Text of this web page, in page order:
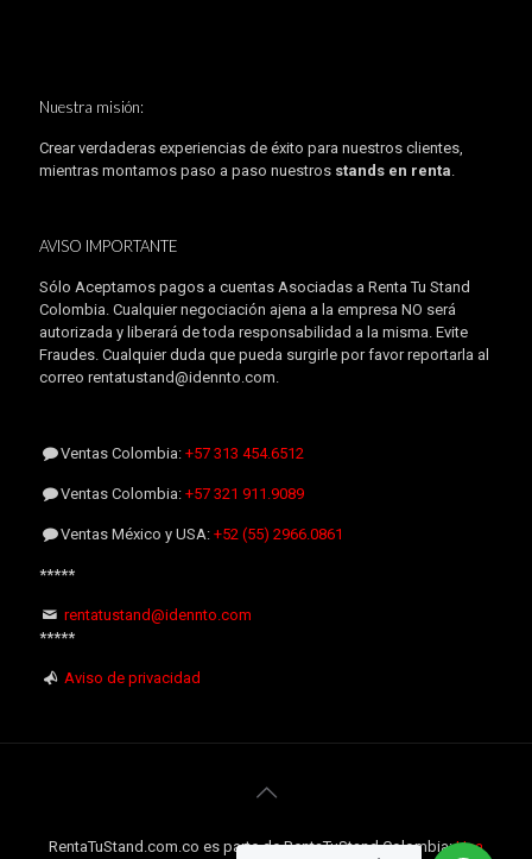
Nuestra misión:
Crear verdaderas experiencias de éxito para nuestros clientes,
mientras montamos paso a paso nuestros stands en renta.
AVISO IMPORTANTE
Sólo Aceptamos pagos a cuentas Asociadas a Renta Tu Stand
Colombia. Cualquier negociación ajena a la empresa NO será
autorizada y liberará de toda responsabilidad a la misma. Evite
Fraudes. Cualquier duda que pueda surgirle por favor reportarla al
correo rentatustand@idennto.com.
Ventas Colombia:+57 313 454.6512
Ventas Colombia:+57 321 911.9089
Ventas México y USA:+52 (55) 2966.0861
*****
rentatustand@idennto.com
*****
Aviso de privacidad
RentaTuStand.com.co es parte de RentaTuStand Colombia:Una